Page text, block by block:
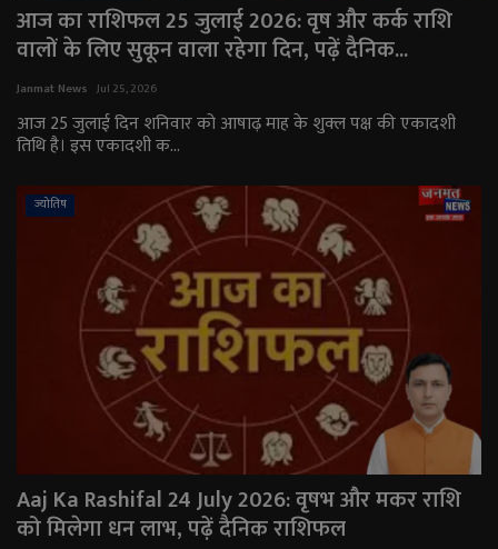
आज का राशिफल 25 जुलाई 2026: वृष और कर्क राशि
वालों के लिए सुकून वाला रहेगा दिन, पढ़ें दैनिक...
Janmat News Jul 25, 2026
आज 25 जुलाई दिन शनिवार को आषाढ़ माह के शुक्ल पक्ष की एकादशी
तिथि है। इस एकादशी क...
ज्योतिष
Aaj Ka Rashifal 24 July 2026: वृषभ और मकर राशि
को मिलेगा धन लाभ, पढ़ें दैनिक राशिफल